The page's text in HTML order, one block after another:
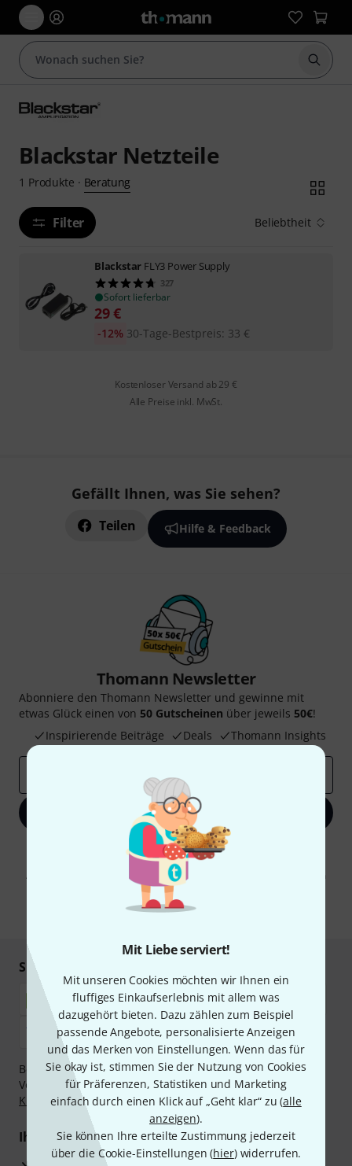
Mit Liebe serviert!
Mit unseren Cookies möchten wir Ihnen ein
fluffiges Einkaufserlebnis mit allem was
dazugehört bieten. Dazu zählen zum Beispiel
passende Angebote, personalisierte Anzeigen
und das Merken von Einstellungen. Wenn das für
Sie okay ist, stimmen Sie der Nutzung von Cookies
für Präferenzen, Statistiken und Marketing
einfach durch einen Klick auf „Geht klar“ zu (alle
anzeigen).
Sie können Ihre erteilte Zustimmung jederzeit
über die Cookie-Einstellungen (hier) widerrufen.
Suche
Blackstar Netzteile
1 Produkte · Beratung
Filter Beliebtheit
Blackstar FLY3 Power Supply
327
Sofort lieferbar
29€
30-Tage-Bestpreis: 33 €
-12%
Kostenloser Versand ab 29 €
Alle Preise inkl. MwSt.
Gefällt Ihnen, was Sie sehen?
Teilen Hilfe & Feedback
Thomann Newsletter
Abonniere den Thomann Newsletter und gewinne mit
etwas Glück einen von 50 Gutscheinen über jeweils 50€!
Inspirierende Beiträge
Deals Thomann Insights
Jetzt anmelden
Mit Klick auf „Jetzt anmelden“ stimmen Sie dem Erhalt von E-Mail-
Werbung und einer Messung des E-Mail-Nutzungsverhaltens zu. Die
Abmeldung ist jederzeit möglich. Weitere Informationen finden Sie in
unserenDatenschutzhinweisen
* Pflichtfeld
Sicher einkaufen & bezahlen
Bezahlen Sie vertraulich und sicher per Nachnahme,
Vorkasse, PayPal, Amazon Pay,Klarna Sofort bezahlen
Klarna Ratenzahlungoder Kreditkarte.
Ihre Vorteile
3 Jahre Thomann Garantie